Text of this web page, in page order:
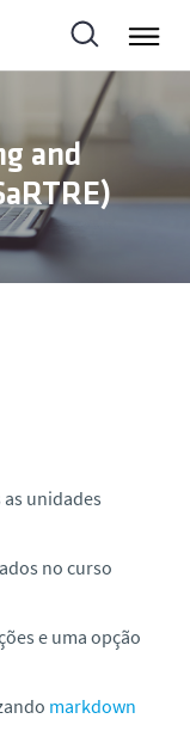
and
unidades
no curso
e uma opção
markdown